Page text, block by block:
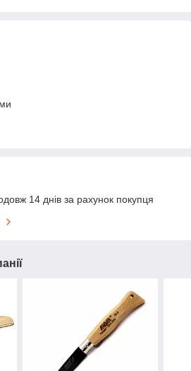
14 днів за рахунок покупця